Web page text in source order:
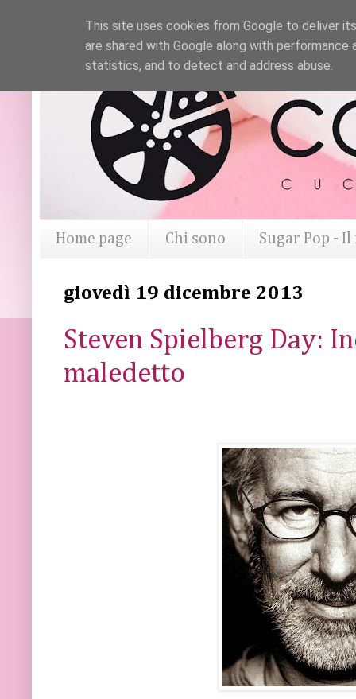
Home page Chi sono Sugar Pop -
giovedì 19 dicembre 2013
Steven Spielberg Day:
maledetto
This site uses cookies from Google to deliver
are shared with Google along with
statistics, and to detect and address abuse.